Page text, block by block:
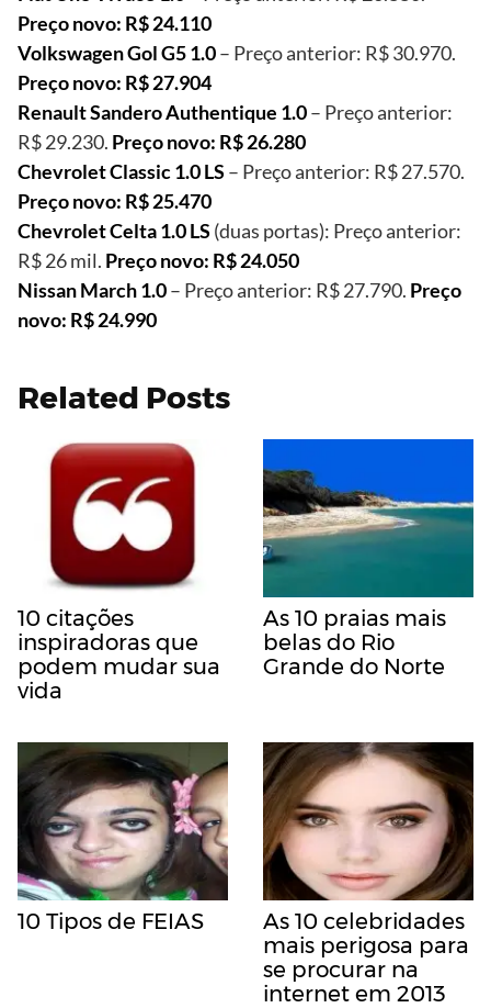
Preço novo: R$ 24.110
Volkswagen Gol G5 1.0– Preço anterior: R$ 30.970.
Preço novo: R$ 27.904
Renault Sandero Authentique 1.0– Preço anterior:
R$ 29.230. Preço novo: R$ 26.280
Chevrolet Classic 1.0 LS – Preço anterior: R$ 27.570.
Preço novo: R$ 25.470
Chevrolet Celta 1.0 LS (duas portas): Preço anterior:
R$ 26 mil. Preço novo: R$ 24.050
Nissan March 1.0– Preço anterior: R$ 27.790. Preço
novo: R$ 24.990
Related Posts
10 citações
inspiradoras que
podem mudar sua
vida
As 10 praias mais
belas do Rio
Grande do Norte
10 Tipos de FEIAS
As 10 celebridades
mais perigosa para
se procurar na
internet em 2013